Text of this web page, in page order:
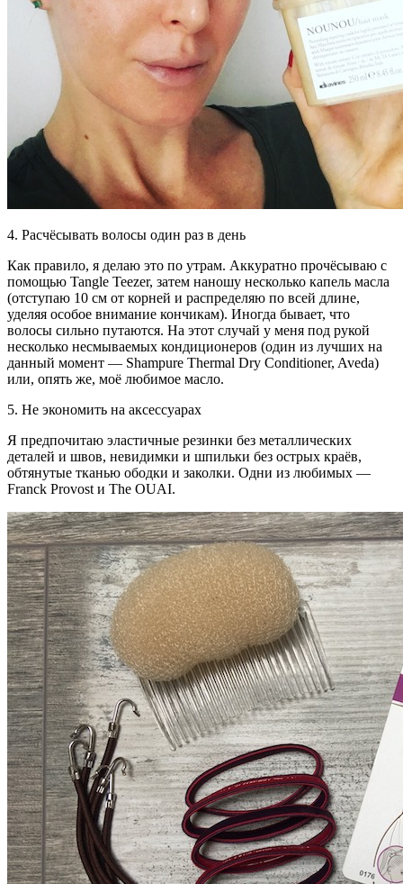
4. Расчёсывать волосы один раз в день
Как правило, я делаю это по утрам. Аккуратно прочёсываю с
помощью Tangle Teezer, затем наношу несколько капель масла
(отступаю 10 см от корней и распределяю по всей длине,
уделяя особое внимание кончикам). Иногда бывает, что
волосы сильно путаются. На этот случай у меня под рукой
несколько несмываемых кондиционеров (один из лучших на
данный момент — Shampure Thermal Dry Conditioner, Aveda)
или, опять же, моё любимое масло.
5. Не экономить на аксессуарах
Я предпочитаю эластичные резинки без металлических
деталей и швов, невидимки и шпильки без острых краёв,
обтянутые тканью ободки и заколки. Одни из любимых —
Franck Provost и The OUAI.